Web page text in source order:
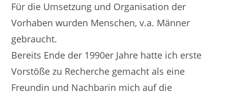
Für die Umsetzung und Organisation der
Vorhaben wurden Menschen, v.a. Männer
gebraucht.
Bereits Ende der 1990er Jahre hatte ich erste
Vorstöße zu Recherche gemacht als eine
Freundin und Nachbarin mich auf die